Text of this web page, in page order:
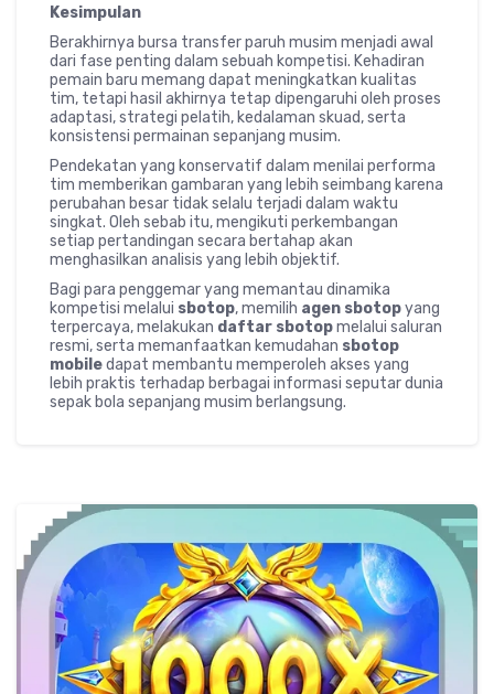
Kesimpulan
Berakhirnya bursa transfer paruh musim menjadi awal
dari fase penting dalam sebuah kompetisi. Kehadiran
pemain baru memang dapat meningkatkan kualitas
tim, tetapi hasil akhirnya tetap dipengaruhi oleh proses
adaptasi, strategi pelatih, kedalaman skuad, serta
konsistensi permainan sepanjang musim.
Pendekatan yang konservatif dalam menilai performa
tim memberikan gambaran yang lebih seimbang karena
perubahan besar tidak selalu terjadi dalam waktu
singkat. Oleh sebab itu, mengikuti perkembangan
setiap pertandingan secara bertahap akan
menghasilkan analisis yang lebih objektif.
Bagi para penggemar yang memantau dinamika
kompetisi melalui sbotop, memilih agen sbotopyang
terpercaya, melakukan daftar sbotopmelalui saluran
resmi, serta memanfaatkan kemudahan sbotop
mobiledapat membantu memperoleh akses yang
lebih praktis terhadap berbagai informasi seputar dunia
sepak bola sepanjang musim berlangsung.